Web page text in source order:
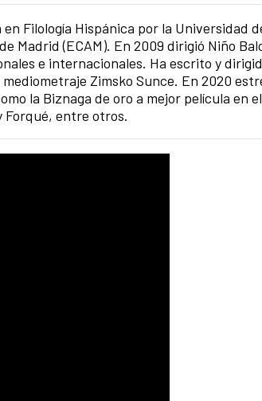
Filología Hispánica por la Universidad
Madrid (ECAM). En 2009 dirigió Niño
e internacionales. Ha escrito y
mediometraje Zimsko Sunce. En 2020
la Biznaga de oro a mejor película en
Forqué, entre otros.